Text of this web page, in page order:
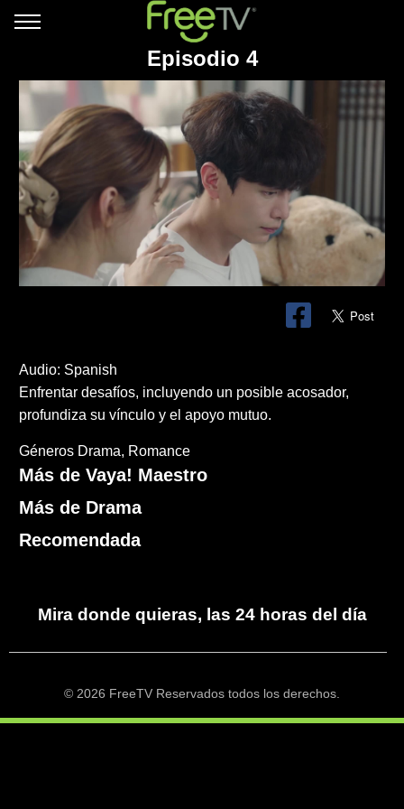
Episodio 4
Audio: Spanish
Enfrentar desafíos, incluyendo un posible acosador,
profundiza su vínculo y el apoyo mutuo.
Géneros Drama Romance
Más de Vaya! Maestro
Más de Drama
Recomendada
Mira donde quieras, las 24 horas del día
© 2026 FreeTV Reservados todos los derechos.